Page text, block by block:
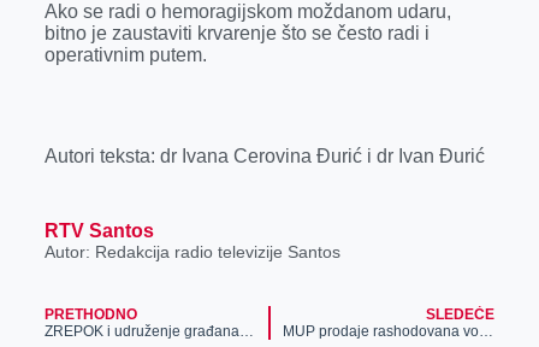
Ako se radi o hemoragijskom moždanom udaru,
bitno je zaustaviti krvarenje što se često radi i
operativnim putem.
Autori teksta: dr Ivana Cerovina Đurić i dr Ivan Đurić
RTV Santos
Autor: Redakcija radio televizije Santos
PRETHODNO
SLEDEĆE
MUP prodaje rashodovana vozila – od „audija“ do „pincgauera“